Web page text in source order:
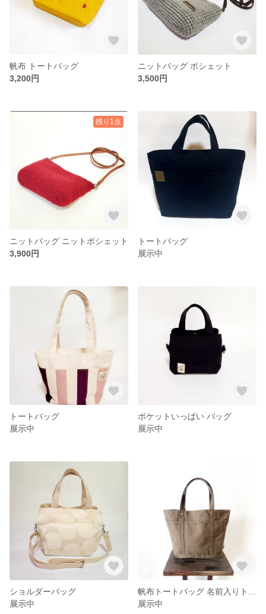
帆布 トートバッグ
3,200円
ニットバッグ ポシェット
3,500円
残り1点
ニットバッグ ニットポシェット
3,900円
トートバッグ
展示中
トートバッグ
展示中
ポケットいっぱい バッグ
展示中
ショルダーバッグ
展示中
展示中